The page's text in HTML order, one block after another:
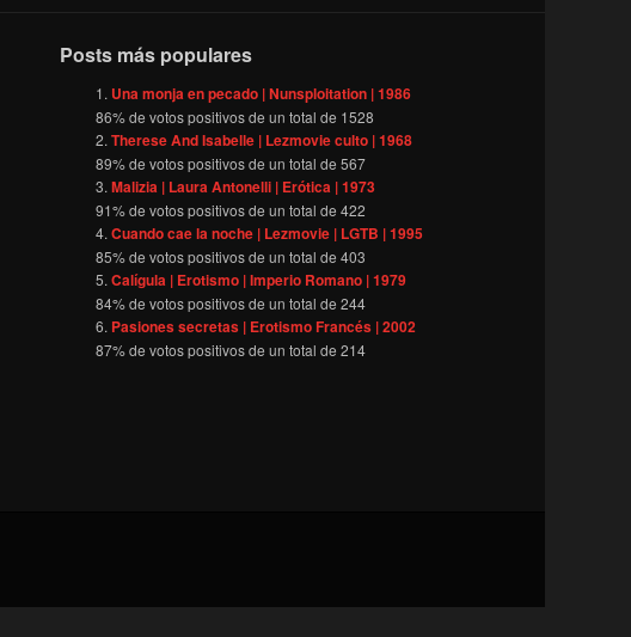
Posts más populares
Una monja en pecado | Nunsploitation | 1986
86% de votos positivos de un total de 1528
Therese And Isabelle | Lezmovie culto | 1968
89% de votos positivos de un total de567
Malizia | Laura Antonelli | Erótica | 1973
91% de votos positivos de un total de422
Cuando cae la noche | Lezmovie | LGTB | 1995
85% de votos positivos de un total de403
Calígula | Erotismo | Imperio Romano | 1979
84% de votos positivos de un total de244
Pasiones secretas | Erotismo Francés | 2002
87% de votos positivos de un total de214